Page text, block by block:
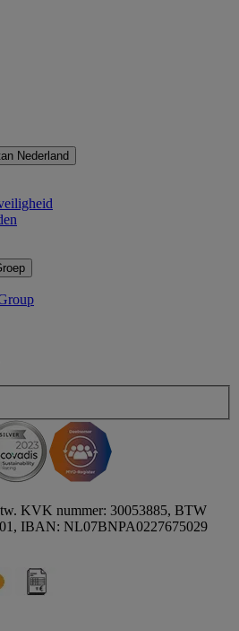
Nederland
KVK nummer: 30053885, BTW
IBAN: NL07BNPA0227675029